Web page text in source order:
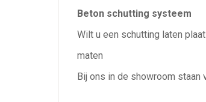
Beton schutting systeem
Wilt u een schutting laten
maten
Bij ons in de showroom